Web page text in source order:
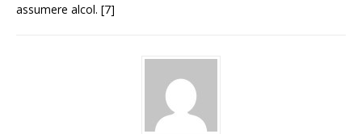
assumere alcol. [7]